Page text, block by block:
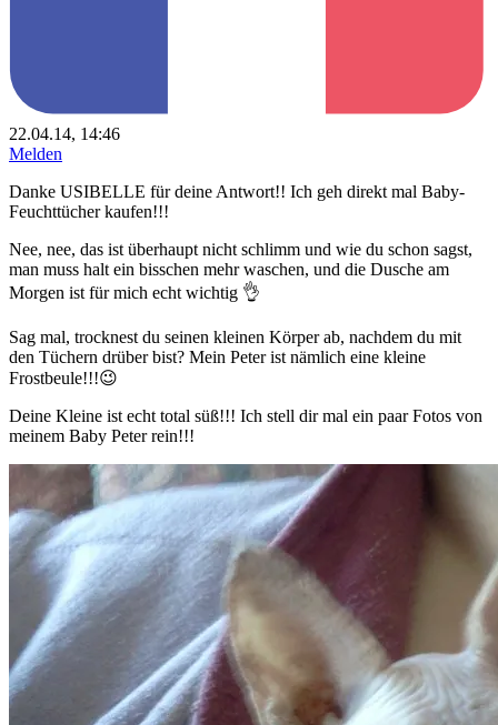
22.04.14, 14:46
Melden
Danke USIBELLE für deine Antwort!! Ich geh direkt mal Baby-
Feuchttücher kaufen!!!
Nee, nee, das ist überhaupt nicht schlimm und wie du schon sagst,
man muss halt ein bisschen mehr waschen, und die Dusche am
Morgen ist für mich echt wichtig 👌
Sag mal, trocknest du seinen kleinen Körper ab, nachdem du mit
den Tüchern drüber bist? Mein Peter ist nämlich eine kleine
Frostbeule!!!😉
Deine Kleine ist echt total süß!!! Ich stell dir mal ein paar Fotos von
meinem Baby Peter rein!!!